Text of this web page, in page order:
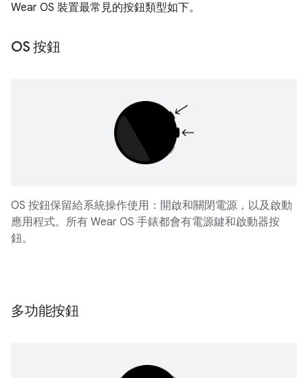
Wear OS 裝置最常見的按鈕類型如下。
OS 按鈕
OS 按鈕保留給系統操作使用：開啟和關閉電源，以及啟動
應用程式。所有 Wear OS 手錶都會有電源鍵和啟動器按
鈕。
多功能按鈕